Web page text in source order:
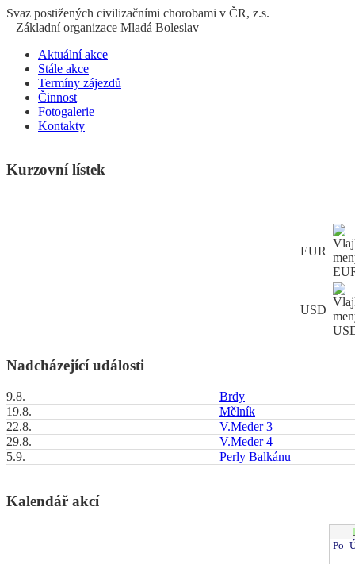
Svaz postižených civilizačními chorobami v ČR, z.s.
Základní organizace Mladá Boleslav
Aktuální akce
Stále akce
Termíny zájezdů
Činnost
Fotogalerie
Kontakty
Kurzovní lístek
EUR
USD
Nadcházející události
9.8.
Brdy
19.8.
Mělník
22.8.
V.Meder 3
29.8.
V.Meder 4
5.9.
Perly Balkánu
Kalendář akcí
Po